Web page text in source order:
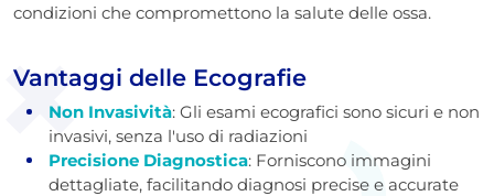
condizioni che compromettono la salute delle ossa.
Vantaggi delle Ecografie
Non Invasività: Gli esami ecografici sono sicuri e non
invasivi, senza l'uso di radiazioni
Precisione Diagnostica: Forniscono immagini
dettagliate, facilitando diagnosi precise e accurate